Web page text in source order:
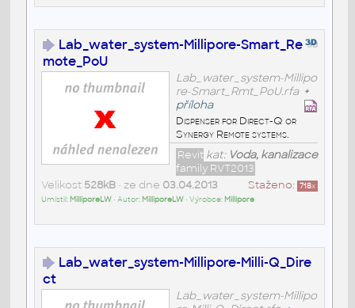
Lab_water_system-Millipore-Smart_Re
mote_PoU
Lab_water_system-Millipo
re-Smart_Rmt_PoU.rfa +
příloha
Dispenser for Direct-Q or
Synergy Remote systems.
kat: Voda, kanalizace
Revit
family RVT2013
Staženo: 718x
Velikost 528kB• ze dne 03.04.2013
Umístil: MilliporeLW• Autor: MilliporeLW• Výrobce: Millipore
Lab_water_system-Millipore-Milli-Q_Dire
ct
Lab_water_system-Millipo